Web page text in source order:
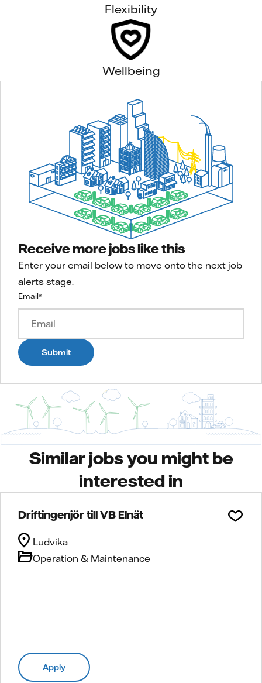
Flexibility
Wellbeing
Receive more jobs like this
Enter your email below to move onto the next job
alerts stage.
Email*
Submit
Similar jobs you might be
interested in
Driftingenjör till VB Elnät
Operation & Maintenance
Ludvika
Apply